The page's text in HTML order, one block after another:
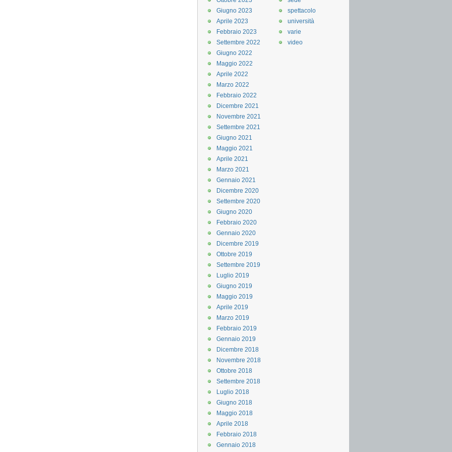
spettacolo
università
varie
video
Giugno 2023
Aprile 2023
Febbraio 2023
Settembre 2022
Giugno 2022
Maggio 2022
Aprile 2022
Marzo 2022
Febbraio 2022
Dicembre 2021
Novembre 2021
Settembre 2021
Giugno 2021
Maggio 2021
Aprile 2021
Marzo 2021
Gennaio 2021
Dicembre 2020
Settembre 2020
Giugno 2020
Febbraio 2020
Gennaio 2020
Dicembre 2019
Ottobre 2019
Settembre 2019
Luglio 2019
Giugno 2019
Maggio 2019
Aprile 2019
Marzo 2019
Febbraio 2019
Gennaio 2019
Dicembre 2018
Novembre 2018
Ottobre 2018
Settembre 2018
Luglio 2018
Giugno 2018
Maggio 2018
Aprile 2018
Febbraio 2018
Gennaio 2018